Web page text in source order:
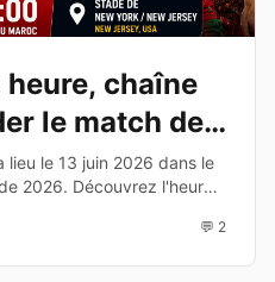
heure, chaîne
le match de
2026
lieu le 13 juin 2026 dans le
2026. Découvrez l'heure,
💬 2